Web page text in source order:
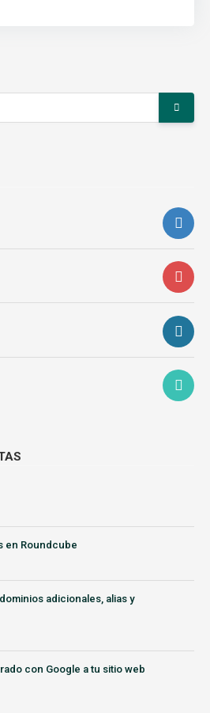
en Roundcube
adicionales, alias y
con Google a tu sitio web